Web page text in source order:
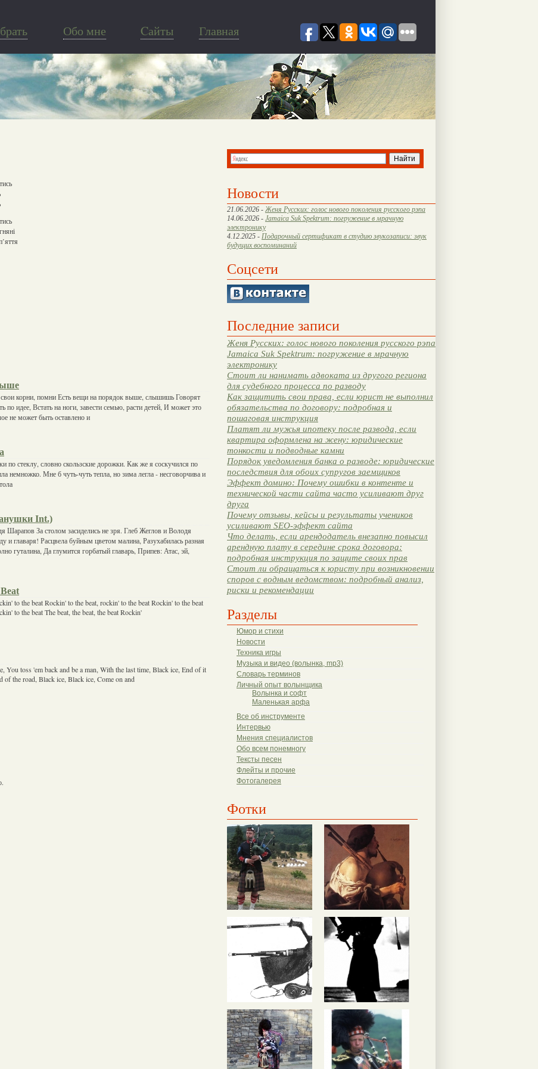
Обо мне Cайты Главная
Новости
21.06.2026 - Женя Русских: голос нового поколения русского рэпа
14.06.2026 - Jamaica Suk Spektrum: погружение в мрачную
электронику
4.12.2025 - Подарочный сертификат в студию звукозаписи: звук
будущих воспоминаний
Соцсети
Последние записи
Женя Русских: голос нового поколения русского рэпа
Jamaica Suk Spektrum: погружение в мрачную
электронику
Стоит ли нанимать адвоката из другого региона
для судебного процесса по разводу
Как защитить свои права, если юрист не выполнил
обязательства по договору: подробная и
пошаговая инструкция
Платят ли мужья ипотеку после развода, если
квартира оформлена на жену: юридические
тонкости и подводные камни
Порядок уведомления банка о разводе: юридические
последствия для обоих супругов заемщиков
Эффект домино: Почему ошибки в контенте и
технической части сайта часто усиливают друг
друга
Почему отзывы, кейсы и результаты учеников
усиливают SEO-эффект сайта
Что делать, если арендодатель внезапно повысил
арендную плату в середине срока договора:
подробная инструкция по защите своих прав
Стоит ли обращаться к юристу при возникновении
споров с водным ведомством: подробный анализ,
риски и рекомендации
Разделы
Юмор и стихи
Новости
Техника игры
Музыка и видео (волынка, mp3)
Словарь терминов
Личный опыт волынщика
Волынка и софт
Маленькая арфа
Все об инструменте
Интервью
Мнения специалистов
Обо всем понемногу
Тексты песен
Флейты и прочие
Фотогалерея
Фотки
корни, помни Есть вещи на порядок выше, слышишь Говорят
по идее, Встать на ноги, завести семью, расти детей, И может это
не может быть оставлено и
по стеклу, словно скользские дорожки. Как же я соскучился по
немножко. Мне б чуть-чуть тепла, но зима легла - несговорчива и
Int.)
Шарапов За столом засиделись не зря. Глеб Жеглов и Володя
и главаря! Расцвела буйным цветом малина, Разухабилась разная
гуталина, Да глумится горбатый главарь, Припев: Атас, эй,
to the beat Rockin' to the beat, rockin' to the beat Rockin' to the beat
to the beat The beat, the beat, the beat Rockin'
You toss 'em back and be a man, With the last time, Black ice, End of it
of the road, Black ice, Black ice, Come on and